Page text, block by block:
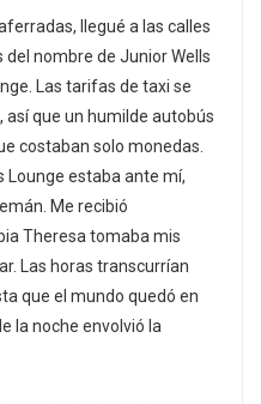
llegué a las calles
del nombre de Junior Wells
Las tarifas de taxi se
que un humilde autobús
costaban solo monedas.
Lounge estaba ante mí,
Me recibió
Theresa tomaba mis
Las horas transcurrían
que el mundo quedó en
la noche envolvió la